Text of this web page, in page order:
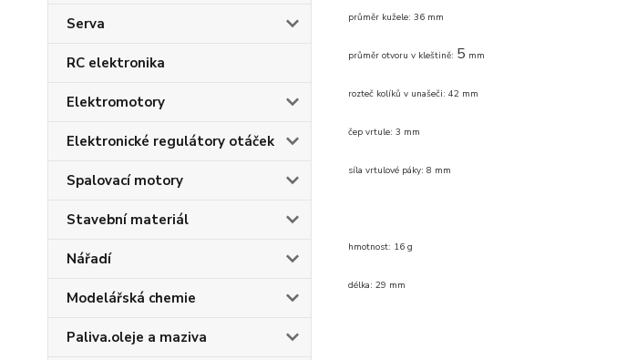
Serva
RC elektronika
Elektromotory
Elektronické regulátory otáček
Spalovací motory
Stavební materiál
Nářadí
Modelářská chemie
Paliva.oleje a maziva
průměr kužele: 36 mm
průměr otvoru v kleštině: 5 mm
rozteč kolíků v unašeči: 42 mm
čep vrtule: 3 mm
síla vrtulové páky: 8 mm
hmotnost: 16 g
délka: 29 mm